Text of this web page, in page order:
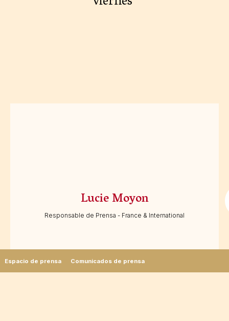
Espacio de prensa Comunicados de prensa
Lucie Moyon
Responsable de Prensa - France & International